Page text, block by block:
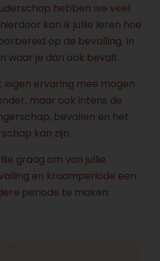
hebben we veel
kan ik jullie leren hoe
op de bevalling. In
waar je dan ook bevalt.
eigen ervaring mee mogen
maar ook intens de
bevallen en het
kan zijn.
graag om van jullie
en kraamperiode een
periode te maken.